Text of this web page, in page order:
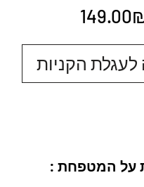
הקניות
על המטפחת